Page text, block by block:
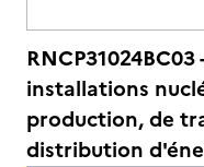
installations
production, de
distribution